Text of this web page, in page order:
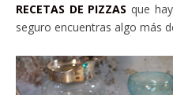
RECETAS DE PIZZAS que
seguro encuentras algo más